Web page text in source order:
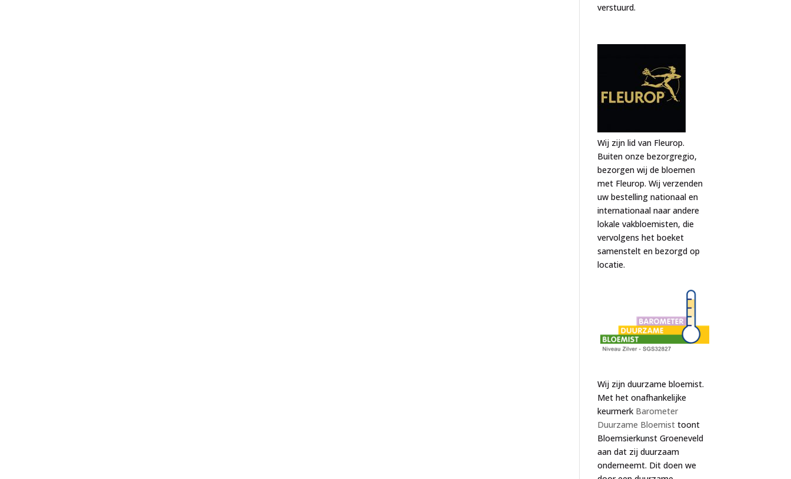
verstuurd.
Wij zijn lid van Fleurop.
Buiten onze bezorgregio,
bezorgen wij de bloemen
met Fleurop. Wij verzenden
uw bestelling nationaal en
internationaal naar andere
lokale vakbloemisten, die
vervolgens het boeket
samenstelt en bezorgd op
locatie.
Wij zijn duurzame bloemist.
Met het onafhankelijke
keurmerk Barometer
Duurzame Bloemist toont
Bloemsierkunst Groeneveld
aan dat zij duurzaam
onderneemt. Dit doen we